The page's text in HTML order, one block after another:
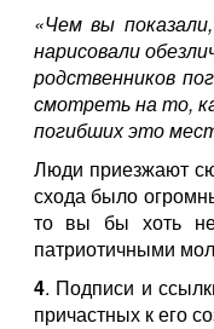
«Чем вы
нарисовали
родственников
смотреть на то,
погибших это
Люди приезжают
схода было
то вы бы хоть
патриотичными
4. Подписи и
причастных к его